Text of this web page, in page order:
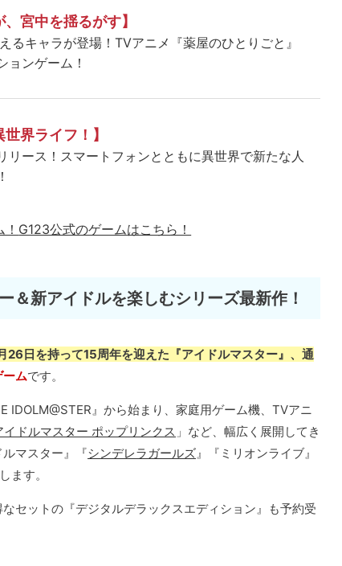
、宮中を揺るがす】
るキャラが登場！TVアニメ『薬屋のひとりごと』
ョンゲーム！
世界ライフ！】
リース！スマートフォンとともに異世界で新たな人
G123公式のゲームはこちら！
＆新アイドルを楽しむシリーズ最新作！
26日を持って15周年を迎えた『アイドルマスター』、通
ームです。
』から始まり、家庭用ゲーム機、TVアニ
イドルマスター ポップリンクス 」など、幅広く展開してき
マスター』『シンデレラガールズ』『ミリオンライブ』
します。
セットの『デジタルデラックスエディション』も予約受